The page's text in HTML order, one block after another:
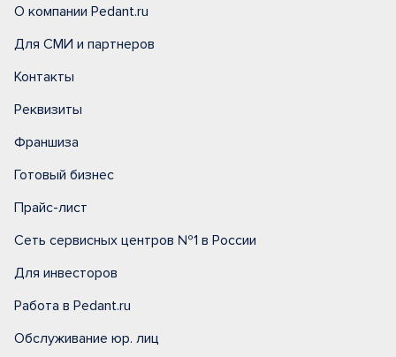
О компании Pedant.ru
Для СМИ и партнеров
Контакты
Реквизиты
Франшиза
Готовый бизнес
Прайс-лист
Сеть сервисных центров №1 в России
Для инвесторов
Работа в Pedant.ru
Обслуживание юр. лиц